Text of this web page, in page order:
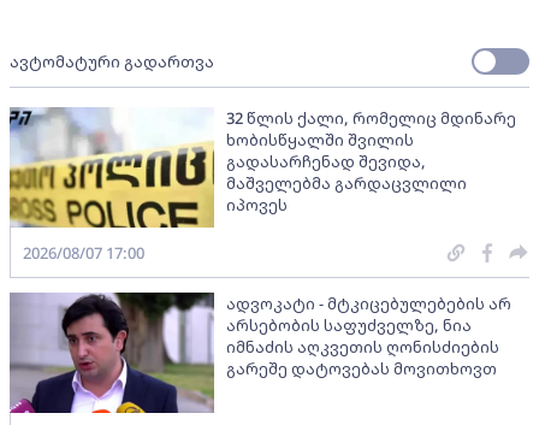
ავტომატური გადართვა
32 წლის ქალი, რომელიც მდინარე
ხობისწყალში შვილის
გადასარჩენად შევიდა,
მაშველებმა გარდაცვლილი
იპოვეს
2026/08/07 17:00
ადვოკატი - მტკიცებულებების არ
არსებობის საფუძველზე, ნია
იმნაძის აღკვეთის ღონისძიების
გარეშე დატოვებას მოვითხოვთ